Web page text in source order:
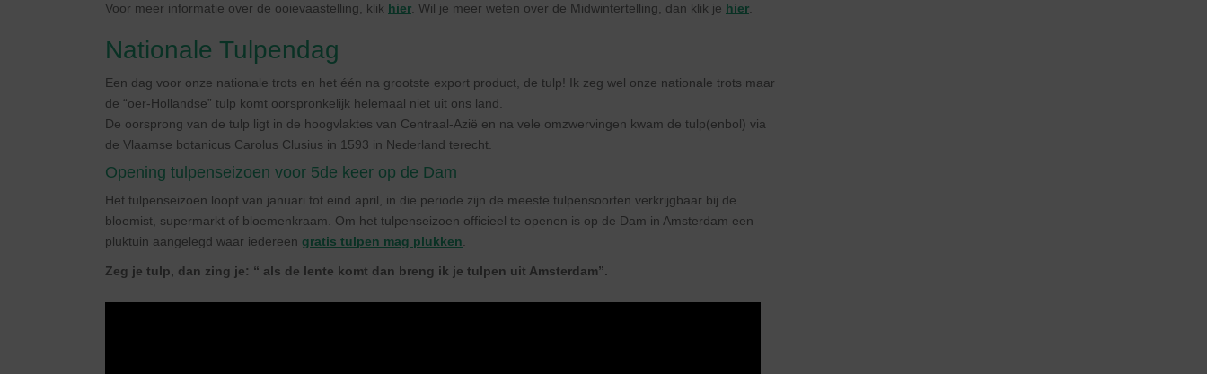
Voor meer informatie over de ooievaastelling, klik hier . Wil je meer weten over de Midwintertelling, dan klik je hier
Nationale Tulpendag
Een dag voor onze nationale trots en het één na grootste export product, de tulp! Ik zeg wel onze nationale trots maar
de “oer-Hollandse” tulp komt oorspronkelijk helemaal niet uit ons land.
De oorsprong van de tulp ligt in de hoogvlaktes van Centraal-Azië en na vele omzwervingen kwam de tulp(enbol) via
de Vlaamse botanicus Carolus Clusius in 1593 in Nederland terecht.
Opening tulpenseizoen voor 5de keer op de Dam
Het tulpenseizoen loopt van januari tot eind april, in die periode zijn de meeste tulpensoorten verkrijgbaar bij de
bloemist, supermarkt of bloemenkraam. Om het tulpenseizoen officieel te openen is op de Dam in Amsterdam een
pluktuin aangelegd waar iedereen gratis tulpen mag plukken
Zeg je tulp, dan zing je: “ als de lente komt dan breng ik je tulpen uit Amsterdam”.